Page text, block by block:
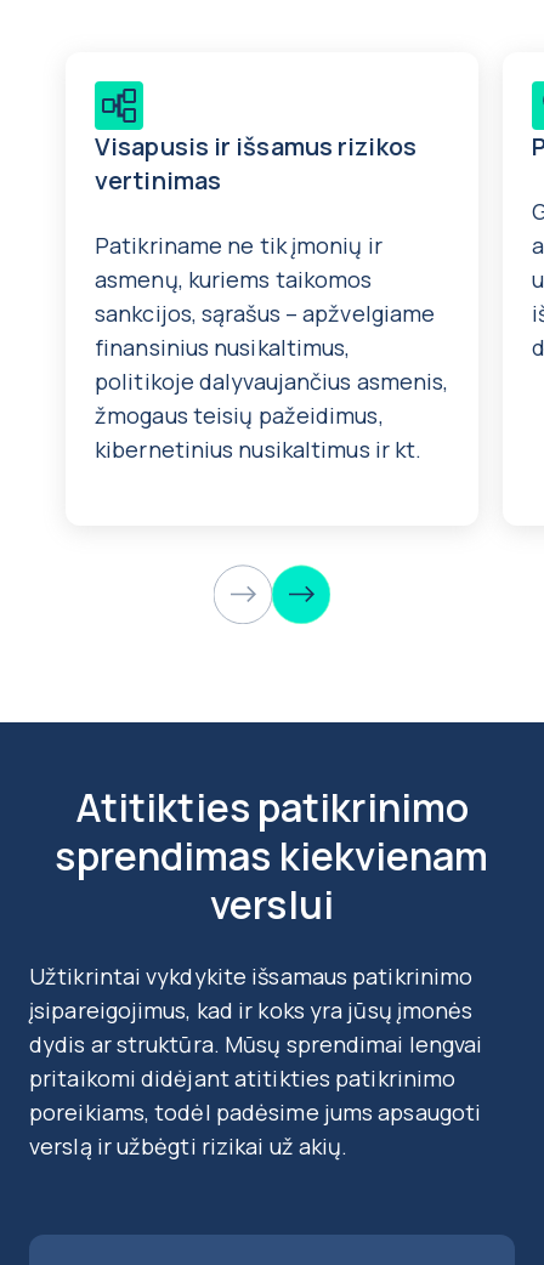
Visapusis ir išsamus rizikos
vertinimas
Patikriname ne tik įmonių ir
asmenų, kuriems taikomos
sankcijos, sąrašus – apžvelgiame
finansinius nusikaltimus,
politikoje dalyvaujančius asmenis,
žmogaus teisių pažeidimus,
kibernetinius nusikaltimus ir kt.
Atitikties patikrinimo
sprendimas kiekvienam
verslui
Užtikrintai vykdykite išsamaus patikrinimo
įsipareigojimus, kad ir koks yra jūsų įmonės
dydis ar struktūra. Mūsų sprendimai lengvai
pritaikomi didėjant atitikties patikrinimo
poreikiams, todėl padėsime jums apsaugoti
verslą ir užbėgti rizikai už akių.